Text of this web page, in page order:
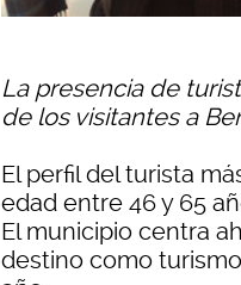
La presencia de
de los visitantes a
El perfil del turista
edad entre 46 y 65
El municipio centra
destino como